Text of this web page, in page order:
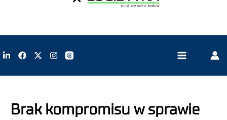
Brak kompromisu w sprawie